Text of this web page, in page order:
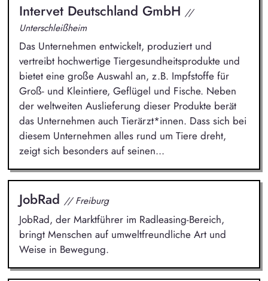
Intervet Deutschland GmbH //
Unterschleißheim
Das Unternehmen entwickelt, produziert und
vertreibt hochwertige Tiergesundheitsprodukte und
bietet eine große Auswahl an, z.B. Impfstoffe für
Groß- und Kleintiere, Geflügel und Fische. Neben
der weltweiten Auslieferung dieser Produkte berät
das Unternehmen auch Tierärzt*innen. Dass sich bei
diesem Unternehmen alles rund um Tiere dreht,
zeigt sich besonders auf seinen...
JobRad // Freiburg
JobRad, der Marktführer im Radleasing-Bereich,
bringt Menschen auf umweltfreundliche Art und
Weise in Bewegung.